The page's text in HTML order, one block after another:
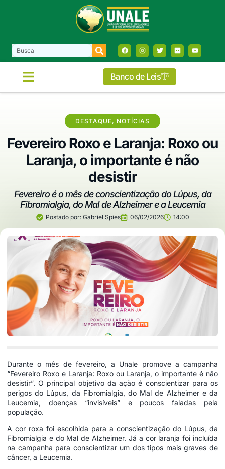
Banco de Leis
DESTAQUE, NOTÍCIAS
Fevereiro Roxo e Laranja: Roxo ou
Laranja, o importante é não
desistir
Fevereiro é o mês de conscientização do Lúpus, da
Fibromialgia, do Mal de Alzheimer e a Leucemia
Postado por:Gabriel Spies 06/02/2026 14:00
Durante o mês de fevereiro, a Unale promove a campanha
“Fevereiro Roxo e Laranja: Roxo ou Laranja, o importante é não
desistir”. O principal objetivo da ação é conscientizar para os
perigos do Lúpus, da Fibromialgia, do Mal de Alzheimer e da
Leucemia, doenças “invisíveis” e poucos faladas pela
população.
A cor roxa foi escolhida para a conscientização do Lúpus, da
Fibromialgia e do Mal de Alzheimer. Já a cor laranja foi incluída
na campanha para conscientizar um dos tipos mais graves de
câncer, a Leucemia.